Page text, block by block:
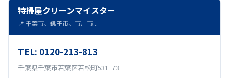
特掃屋クリーンマイスター
📍 千葉市、銚子市、市川市...
TEL: 0120-213-813
千葉県千葉市若葉区若松町531−73